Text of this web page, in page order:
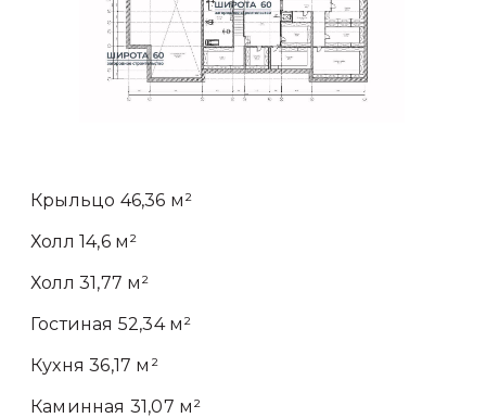
Каминная 31,07 м²
Гостиная 52,34 м²
Крыльцо 46,36 м²
Холл 14,6 м²
Холл 31,77 м²
Кухня 36,17 м²